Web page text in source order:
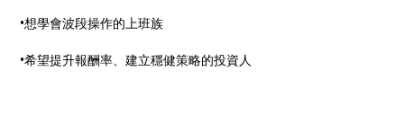
•想學會波段操作的上班族
•希望提升報酬率、建立穩健策略的投資人